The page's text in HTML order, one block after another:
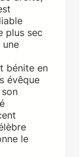
plus sec
bénite en
évêque
le